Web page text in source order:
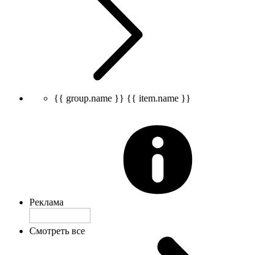
{{ group.name }} {{ item.name }}
Реклама
Смотреть все